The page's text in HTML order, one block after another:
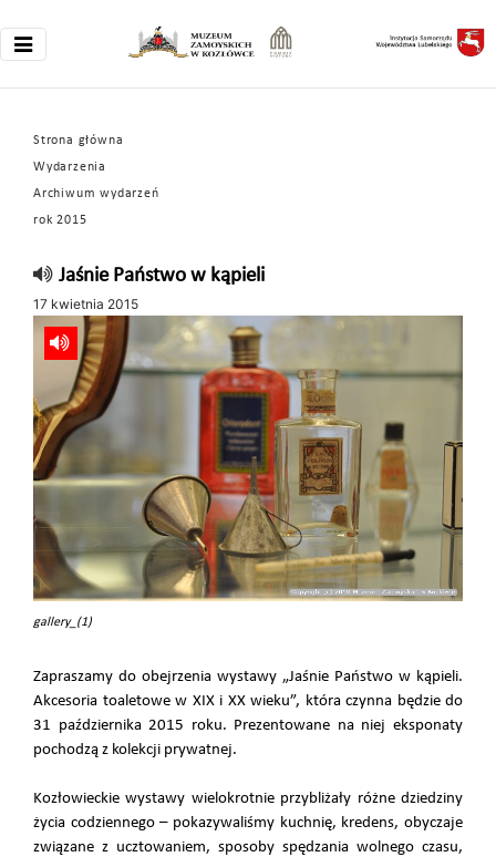
Strona główna
Wydarzenia
Archiwum wydarzeń
rok 2015
Jaśnie Państwo w kąpieli
17 kwietnia 2015
gallery_(1)
Zapraszamy do obejrzenia wystawy „Jaśnie Państwo w kąpieli.
Akcesoria toaletowe w XIX i XX wieku”, która czynna będzie do
31 października 2015 roku. Prezentowane na niej eksponaty
pochodzą z kolekcji prywatnej.
Kozłowieckie wystawy wielokrotnie przybliżały różne dziedziny
życia codziennego – pokazywaliśmy kuchnię, kredens, obyczaje
związane z ucztowaniem, sposoby spędzania wolnego czasu,